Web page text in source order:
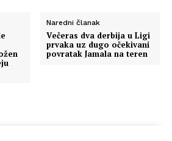
Naredni članak
Večeras dva derbija u Ligi
prvaka uz dugo očekivani
povratak Jamala na teren